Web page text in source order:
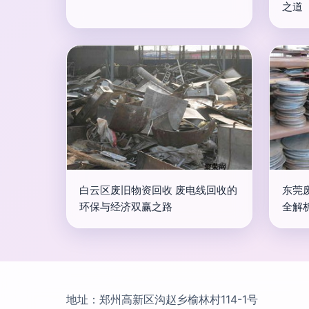
之道
白云区废旧物资回收 废电线回收的
环保与经济双赢之路
东莞
全解
地址：郑州高新区沟赵乡榆林村114-1号